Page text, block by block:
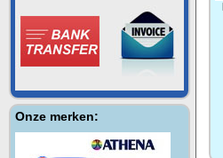
Onze merken: